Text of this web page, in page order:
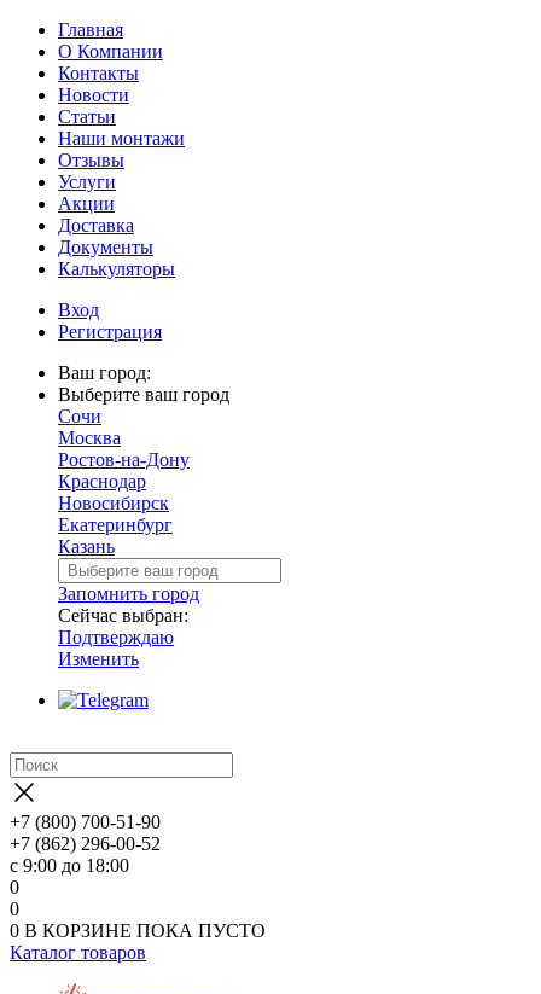
Главная
О Компании
Контакты
Новости
Статьи
Наши монтажи
Отзывы
Услуги
Акции
Доставка
Документы
Калькуляторы
Вход
Регистрация
Ваш город:
Выберите ваш город
Сочи
Москва
Ростов-на-Дону
Краснодар
Новосибирск
Екатеринбург
Казань
Запомнить город
Сейчас выбран:
Подтверждаю
Изменить
+7 (800) 700-51-90
+7 (862) 296-00-52
с 9:00 до 18:00
0
0
0 В КОРЗИНЕ ПОКА ПУСТО
Каталог товаров